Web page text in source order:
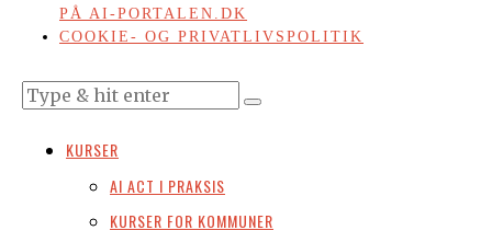
PÅ AI-PORTALEN.DK
COOKIE- OG PRIVATLIVSPOLITIK
KURSER
AI ACT I PRAKSIS
KURSER FOR KOMMUNER